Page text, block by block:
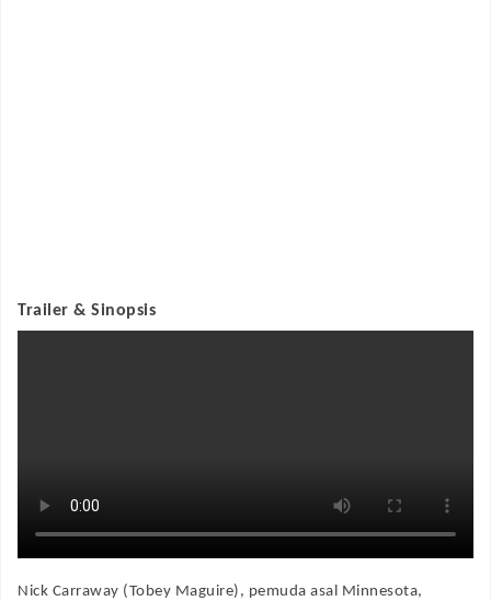
Trailer & Sinopsis
Nick Carraway (Tobey Maguire), pemuda asal Minnesota,